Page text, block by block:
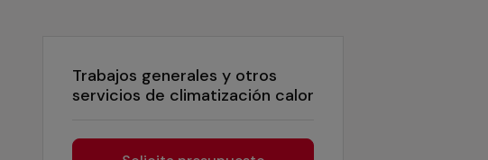
Trabajos generales y otros
servicios de climatización calor